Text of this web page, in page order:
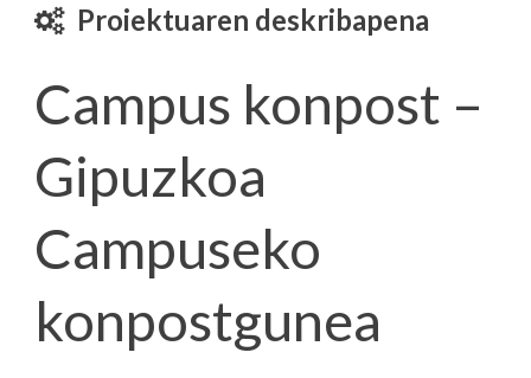
Proiektuaren deskribapena
Campus konpost –
Gipuzkoa
Campuseko
konpostgunea